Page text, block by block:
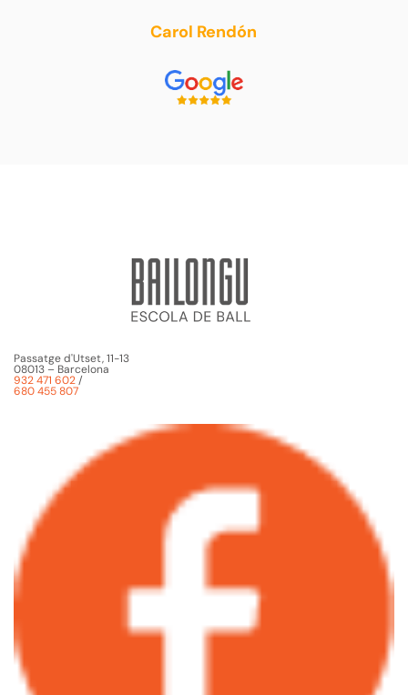
Carol Rendón
Passatge d'Utset, 11-13
08013 – Barcelona
932 471 602/
680 455 807